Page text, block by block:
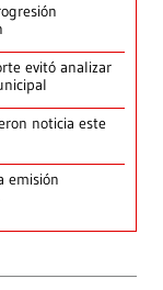
evitó analizar
noticia este
emisión